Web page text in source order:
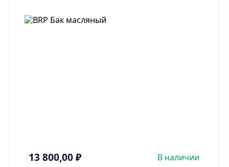
13 800,00₽ В наличии